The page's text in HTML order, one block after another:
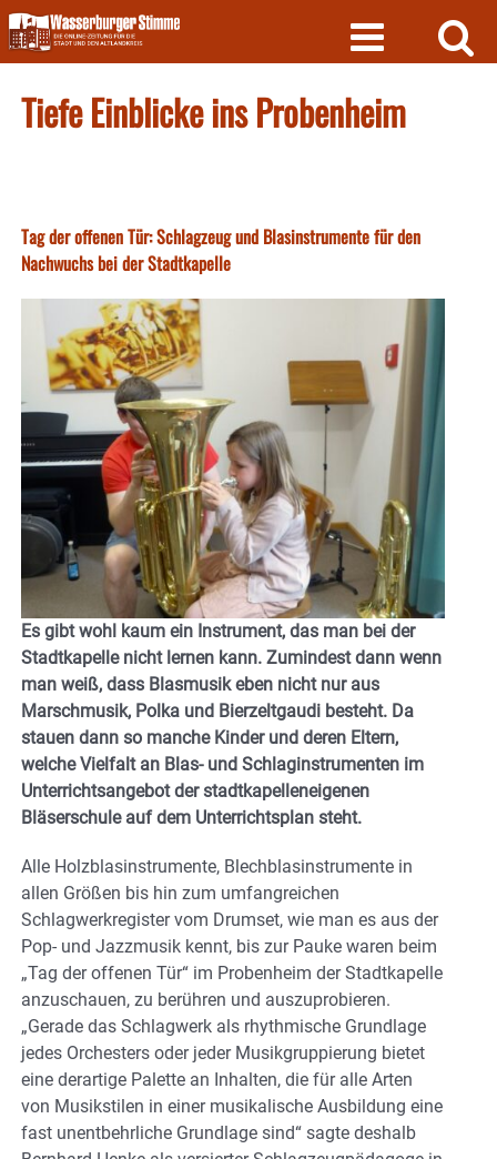
Skip
to
content
Tiefe Einblicke ins Probenheim
Tag der offenen Tür: Schlagzeug und Blasinstrumente für den
Nachwuchs bei der Stadtkapelle
Es gibt wohl kaum ein Instrument, das man bei der
Stadtkapelle nicht lernen kann. Zumindest dann wenn
man weiß, dass Blasmusik eben nicht nur aus
Marschmusik, Polka und Bierzeltgaudi besteht. Da
stauen dann so manche Kinder und deren Eltern,
welche Vielfalt an Blas- und Schlaginstrumenten im
Unterrichtsangebot der stadtkapelleneigenen
Bläserschule auf dem Unterrichtsplan steht.
Alle Holzblasinstrumente, Blechblasinstrumente in
allen Größen bis hin zum umfangreichen
Schlagwerkregister vom Drumset, wie man es aus der
Pop- und Jazzmusik kennt, bis zur Pauke waren beim
„Tag der offenen Tür“ im Probenheim der Stadtkapelle
anzuschauen, zu berühren und auszuprobieren.
„Gerade das Schlagwerk als rhythmische Grundlage
jedes Orchesters oder jeder Musikgruppierung bietet
eine derartige Palette an Inhalten, die für alle Arten
von Musikstilen in einer musikalische Ausbildung eine
fast unentbehrliche Grundlage sind“ sagte deshalb